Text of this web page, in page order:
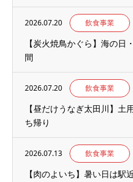
2026.07.20 飲食事業
【炭火焼鳥かぐら】海の
間
2026.07.20 飲食事業
【昼だけうなぎ太田川】
ち帰り
2026.07.13 飲食事業
【肉のよいち】暑い日は駅